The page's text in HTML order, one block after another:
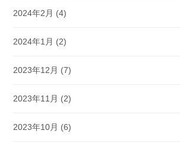
2024年2月 (4)
2024年1月 (2)
2023年12月 (7)
2023年11月 (2)
2023年10月 (6)